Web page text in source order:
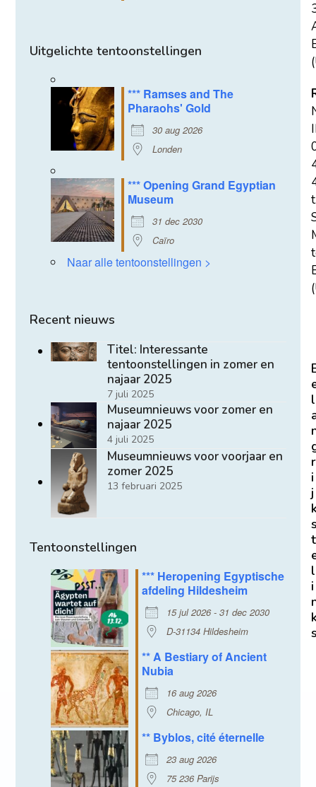
Uitgelichte tentoonstellingen
*** Ramses and The
Pharaohs' Gold
30 aug 2026
Londen
*** Opening Grand Egyptian
Museum
31 dec 2030
Caïro
Naar alle tentoonstellingen >
Recent nieuws
Titel: Interessante
tentoonstellingen in zomer en
najaar 2025
7 juli 2025
Museumnieuws voor zomer en
najaar 2025
4 juli 2025
Museumnieuws voor voorjaar en
zomer 2025
13 februari 2025
Tentoonstellingen
*** Heropening Egyptische
afdeling Hildesheim
15 jul 2026 - 31 dec 2030
D-31134 Hildesheim
** A Bestiary of Ancient
Nubia
16 aug 2026
Chicago, IL
** Byblos, cité éternelle
23 aug 2026
75 236 Parijs
l
r
i
j
t
l
i